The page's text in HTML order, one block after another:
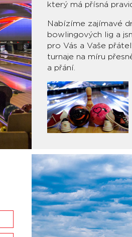
který má přísná
Nabízíme zajímavé
bowlingových lig a
pro Vás a Vaše
turnaje na míru
a přání.